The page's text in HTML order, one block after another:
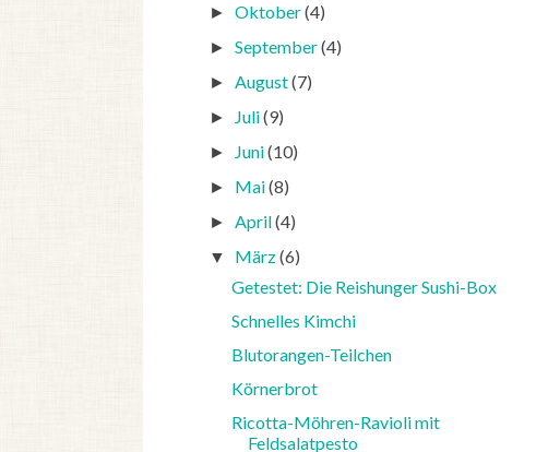
►Oktober(4)
►September(4)
►August(7)
► Juli(9)
► Juni(10)
► Mai(8)
►April(4)
▼ März(6)
Getestet: Die Reishunger Sushi-Box
Schnelles Kimchi
Blutorangen-Teilchen
Körnerbrot
Ricotta-Möhren-Ravioli mit
Feldsalatpesto